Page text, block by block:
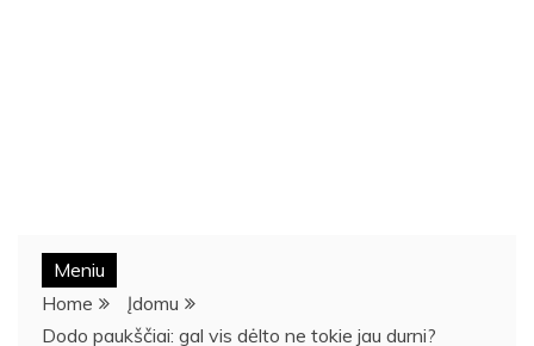
Meniu
Home
Įdomu
Dodo paukščiai: gal vis dėlto ne tokie jau durni?